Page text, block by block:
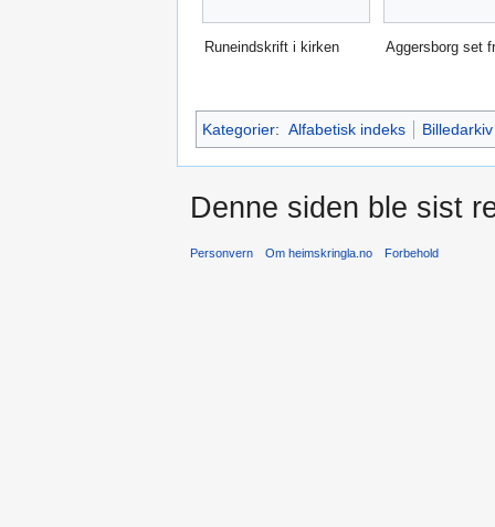
Runeindskrift i kirken Aggersborg set
Kategorier: Alfabetisk indeks Billedarkiv
Denne siden ble sist
Personvern Om heimskringla.no Forbehold